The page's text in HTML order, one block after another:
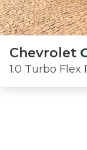
Chevrolet
1.0 Turbo